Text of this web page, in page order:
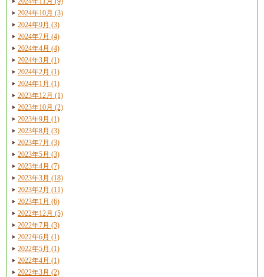
2024年10月 (3)
2024年9月 (3)
2024年7月 (4)
2024年4月 (4)
2024年3月 (1)
2024年2月 (1)
2024年1月 (1)
2023年12月 (1)
2023年10月 (2)
2023年9月 (1)
2023年8月 (3)
2023年7月 (3)
2023年5月 (3)
2023年4月 (7)
2023年3月 (18)
2023年2月 (11)
2023年1月 (6)
2022年12月 (5)
2022年7月 (3)
2022年6月 (1)
2022年5月 (1)
2022年4月 (1)
2022年3月 (2)